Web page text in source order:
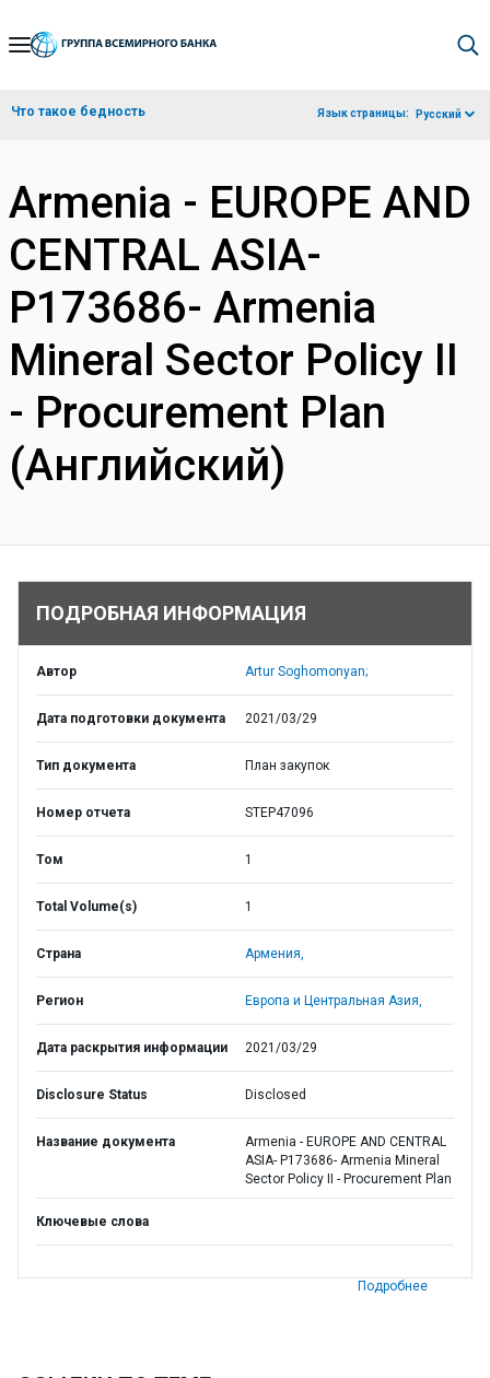
Skip
Navigation
Что такое бедность Язык страницы: Русский
Armenia - EUROPE AND
CENTRAL ASIA-
P173686- Armenia
Mineral Sector Policy II
- Procurement Plan
(Английский)
ПОДРОБНАЯ ИНФОРМАЦИЯ
Автор Artur Soghomonyan;
Дата подготовки документа 2021/03/29
Тип документа План закупок
Номер отчета STEP47096
Том 1
Total Volume(s) 1
Страна Армения,
Регион Европа и Центральная Азия,
Дата раскрытия информации 2021/03/29
Disclosure Status Disclosed
Название документа
Armenia - EUROPE AND CENTRAL
ASIA- P173686- Armenia Mineral
Sector Policy II - Procurement Plan
Ключевые слова
Подробнее